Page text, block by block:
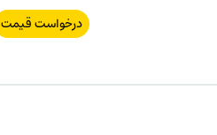
درخواست قیمت